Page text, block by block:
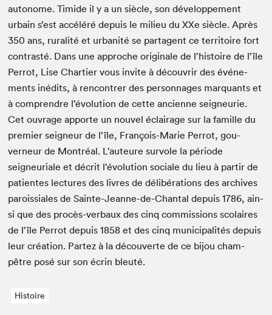
autonome. Timide il y a un siè­cle, son développe­ment
urbain s’est accéléré depuis le milieu du XXe siè­cle. Après
350 ans, rural­ité et urban­ité se parta­gent ce ter­ri­toire fort
con­trasté. Dans une approche orig­i­nale de l’his­toire de l’île
Per­rot, Lise Charti­er vous invite à décou­vrir des événe­
ments inédits, à ren­con­tr­er des per­son­nages mar­quants et
à com­pren­dre l’évo­lu­tion de cette anci­enne seigneurie.
Cet ouvrage apporte un nou­v­el éclairage sur la famille du
pre­mier seigneur de l’île, François-Marie Per­rot, gou­
verneur de Mon­tréal. L’au­teure sur­v­ole la péri­ode
seigneuri­ale et décrit l’évo­lu­tion sociale du lieu à par­tir de
patientes lec­tures des livres de délibéra­tions des archives
parois­siales de Sainte-Jeanne-de-Chan­tal depuis1786, ain­
si que des procès-ver­baux des cinq com­mis­sions sco­laires
de l’île Per­rot depuis1858 et des cinq munic­i­pal­ités depuis
leur créa­tion. Partez à la décou­verte de ce bijou cham­
pêtre posé sur son écrin bleuté.
Histoire